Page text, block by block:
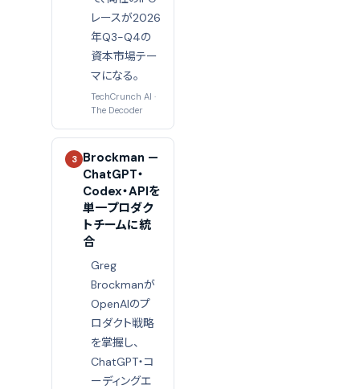
レースが2026
年Q3-Q4の
資本市場テー
マになる。
TechCrunch AI ·
The Decoder
3
Brockman —
ChatGPT・
Codex・APIを
単一プロダク
トチームに統
合
Greg
Brockmanが
OpenAIのプ
ロダクト戦略
を掌握し、
ChatGPT・コ
ーディングエ